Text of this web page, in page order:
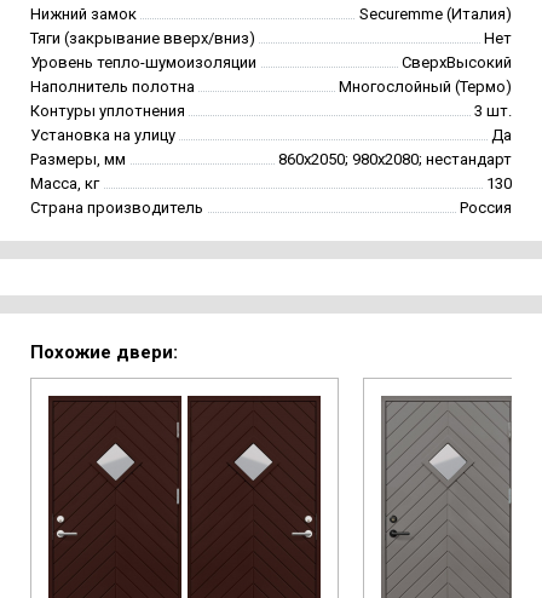
Нижний замок
Securemme (Италия)
Тяги (закрывание вверх/вниз)
Нет
Уровень тепло-шумоизоляции
СверхВысокий
Наполнитель полотна
Многослойный (Термо)
Контуры уплотнения
3 шт.
Установка на улицу
Да
Размеры, мм
860х2050; 980х2080; нестандарт
Масса, кг
130
Страна производитель
Россия
Похожие двери: